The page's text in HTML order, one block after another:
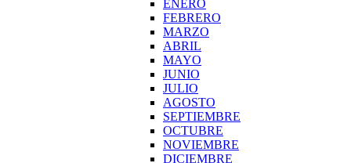
ENERO
FEBRERO
MARZO
ABRIL
MAYO
JUNIO
JULIO
AGOSTO
SEPTIEMBRE
OCTUBRE
NOVIEMBRE
DICIEMBRE